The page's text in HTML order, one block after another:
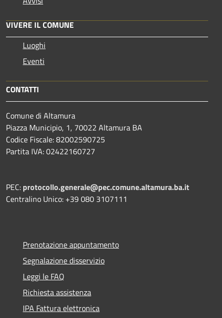
VIVERE IL COMUNE
Luoghi
Eventi
CONTATTI
Comune di Altamura
Piazza Municipio, 1, 70022 Altamura BA
Codice Fiscale: 82002590725
Partita IVA: 02422160727
PEC: protocollo.generale@pec.comune.altamura.ba.it
Centralino Unico: +39 080 3107111
Prenotazione appuntamento
Segnalazione disservizio
Leggi le FAQ
Richiesta assistenza
IPA Fattura elettronica